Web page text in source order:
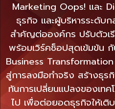
Marketing Oops! และ
ธุรกิจ และผู้บริหารระดับ
สำคัญต่อองค์กร ปรับตัวเรี
พร้อมเวิร์คช็อปสุดเข้มข้น
Business
สู่การลงมือทำจริง สร้างธุร
ทันการเปลี่ยนแปลงของเทค
ไป เพื่อต่อยอดธุรกิจให้เติ